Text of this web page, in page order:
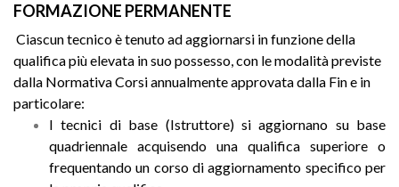
FORMAZIONE PERMANENTE
Ciascun tecnico è tenuto ad aggiornarsi in funzione della
qualifica più elevata in suo possesso, con le modalità previste
dalla Normativa Corsi annualmente approvata dalla Fin e in
particolare:
I tecnici di base (Istruttore) si aggiornano su base
quadriennale acquisendo una qualifica superiore o
frequentando un corso di aggiornamento specifico per